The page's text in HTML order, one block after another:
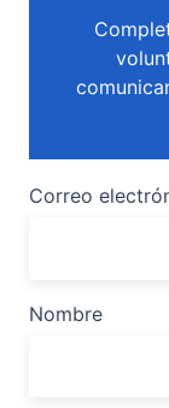
Correo
Nombre